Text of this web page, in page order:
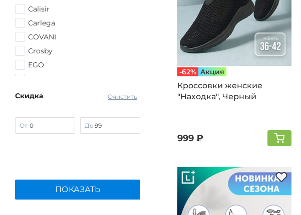
Calisir
Carlega
COVANI
Crosby
EGO
El'Rosso
Evalli
FOOTWELL
Очистить
Скидка
От До
ПОКАЗАТЬ
-62% Aкция
Кроссовки женские
"Находка", Черный
999 ₽